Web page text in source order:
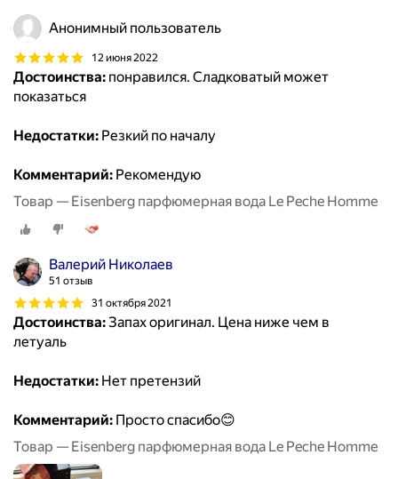
Анонимный пользователь
12 июня 2022
Достоинства: понравился. Сладковатый может
показаться
Недостатки: Резкий по началу
Комментарий: Рекомендую
Товар — Eisenberg парфюмерная вода Le Peche Homme
Валерий Николаев
51 отзыв
31 октября 2021
Достоинства:Запах оригинал. Цена ниже чем в
летуаль
Недостатки: Нет претензий
Комментарий: Просто спасибо😊
Товар — Eisenberg парфюмерная вода Le Peche Homme